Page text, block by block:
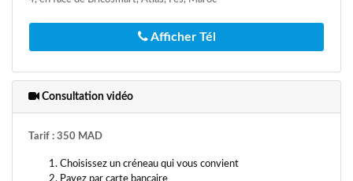
Afficher Tél
Consultation vidéo
Tarif : 350 MAD
Choisissez un créneau qui vous convient